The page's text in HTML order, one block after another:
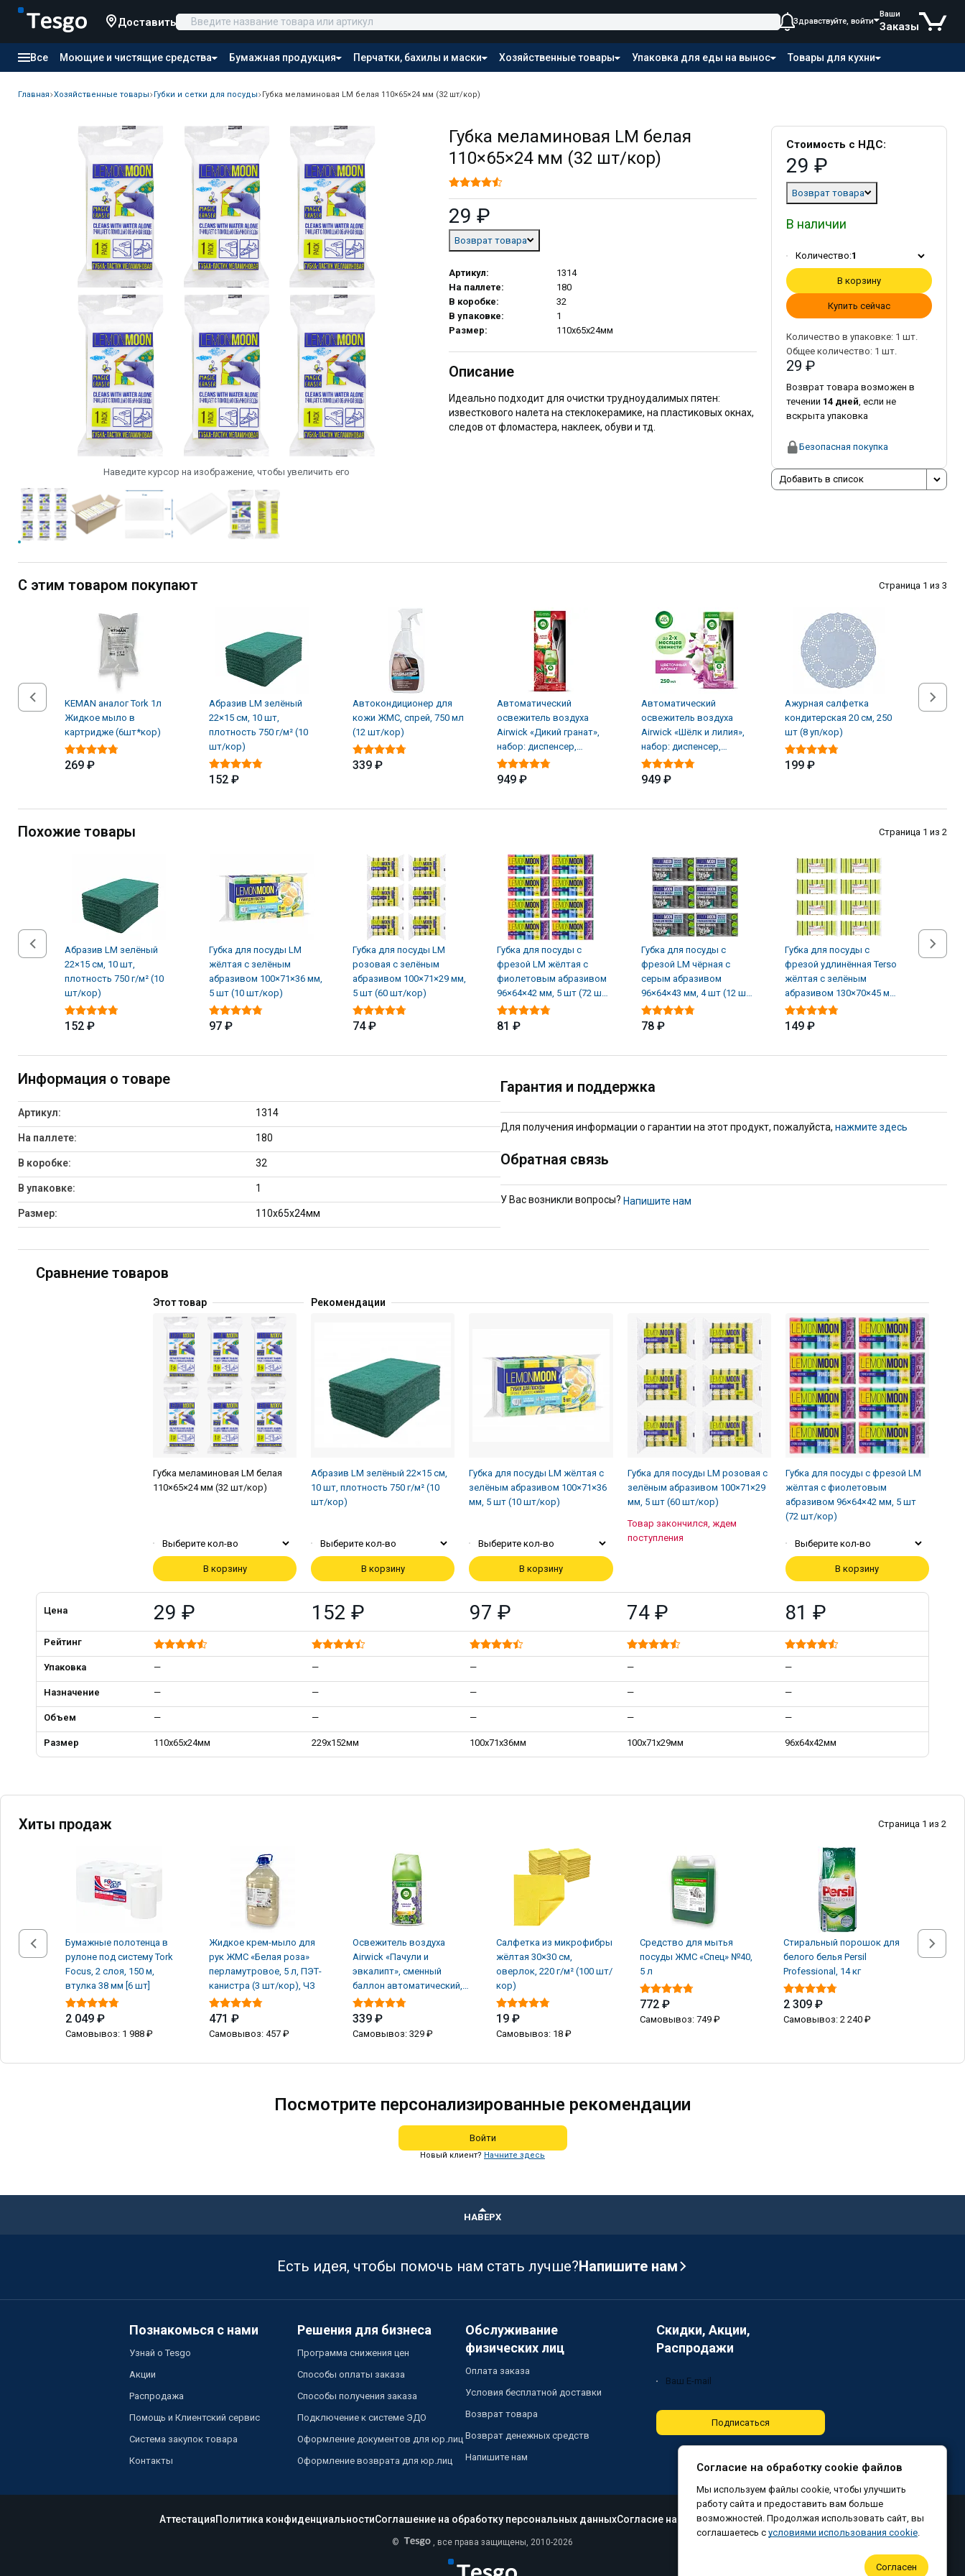
Доставить Здравствуйте, войти
Ваши
Заказы
Все Моющие и чистящие средства Бумажная продукция Перчатки, бахилы и маски Хозяйственные товары Упаковка для еды на вынос Товары для кухни
Главная Хозяйственные товары Губки и сетки для посуды Губка меламиновая LM белая 110×65×24 мм (32 шт/кор)
Наведите курсор на изображение, чтобы увеличить его
Губка меламиновая LM белая
110×65×24 мм (32 шт/кор)
29 ₽
Возврат товара
Артикул:
1314
На паллете:
180
В коробке:
32
В упаковке:
1
Размер:
110х65х24мм
Описание
Идеально подходит для очистки трудноудалимых пятен:
известкового налета на стеклокерамике, на пластиковых окнах,
следов от фломастера, наклеек, обуви и тд.
Стоимость с НДС:
29 ₽
Возврат товара
В наличии
Количество:1
В корзину
Купить сейчас
Количество в упаковке: 1 шт.
Общее количество: 1 шт.
29 ₽
Возврат товара возможен в
течении 14 дней, если не
вскрыта упаковка
Безопасная покупка
Добавить в список
С этим товаром покупают Страница 1 из 3
KEMAN аналог Tork 1л
Жидкое мыло в
картридже (6шт*кор)
269 ₽
Абразив LM зелёный
22×15 см, 10 шт,
плотность 750 г/м² (10
шт/кор)
152 ₽
Автокондиционер для
кожи ЖМС, спрей, 750 мл
(12 шт/кор)
339 ₽
Автоматический
освежитель воздуха
Airwick «Дикий гранат»,
набор: диспенсер,
батарейки, баллон (4 шт/
949 ₽
Автоматический
освежитель воздуха
Airwick «Шёлк и лилия»,
набор: диспенсер,
батарейки, баллон (4 шт/
949 ₽
Ажурная салфетка
кондитерская 20 см, 250
шт (8 уп/кор)
199 ₽
Похожие товары Страница 1 из 2
Абразив LM зелёный
22×15 см, 10 шт,
плотность 750 г/м² (10
шт/кор)
152 ₽
Губка для посуды LM
жёлтая с зелёным
абразивом 100×71×36 мм,
5 шт (10 шт/кор)
97 ₽
Губка для посуды LM
розовая с зелёным
абразивом 100×71×29 мм,
5 шт (60 шт/кор)
74 ₽
Губка для посуды с
фрезой LM жёлтая с
фиолетовым абразивом
96×64×42 мм, 5 шт (72 шт/
кор)
81 ₽
Губка для посуды с
фрезой LM чёрная с
серым абразивом
96×64×43 мм, 4 шт (12 шт/
кор)
78 ₽
Губка для посуды с
фрезой удлинённая Terso
жёлтая с зелёным
абразивом 130×70×45 мм,
8 шт (16 шт/кор)
149 ₽
Губка
Информация о товаре
Артикул: 1314
На паллете: 180
В коробке: 32
В упаковке: 1
Размер: 110х65х24мм
Гарантия и поддержка
Для получения информации о гарантии на этот продукт, пожалуйста, нажмите здесь
Обратная связь
У Вас возникли вопросы? Напишите нам
Сравнение товаров
Этот товар Рекомендации
Губка меламиновая LM белая
110×65×24 мм (32 шт/кор)
Выберите кол-во
В корзину
Абразив LM зелёный 22×15 см,
10 шт, плотность 750 г/м² (10
шт/кор)
Выберите кол-во
В корзину
Губка для посуды LM жёлтая с
зелёным абразивом 100×71×36
мм, 5 шт (10 шт/кор)
Выберите кол-во
В корзину
Губка для посуды LM розовая с
зелёным абразивом 100×71×29
мм, 5 шт (60 шт/кор)
Товар закончился, ждем
поступления
Губка для посуды с фрезой LM
жёлтая с фиолетовым
абразивом 96×64×42 мм, 5 шт
(72 шт/кор)
Выберите кол-во
В корзину
Цена 29 ₽ 152 ₽ 97 ₽ 74 ₽ 81 ₽
Рейтинг
Упаковка — — — — —
Назначение — — — — —
Объем — — — — —
Размер 110х65х24мм 229х152мм 100х71х36мм 100х71х29мм 96х64х42мм
Хиты продаж Страница 1 из 2
Бумажные полотенца в
рулоне под систему Tork
Focus, 2 слоя, 150 м,
втулка 38 мм [6 шт]
2 049 ₽
Самовывоз: 1 988 ₽
Жидкое крем-мыло для
рук ЖМС «Белая роза»
перламутровое, 5 л, ПЭТ-
канистра (3 шт/кор), ЧЗ
471 ₽
Самовывоз: 457 ₽
Освежитель воздуха
Airwick «Пачули и
эвкалипт», сменный
баллон автоматический,
250 мл (6 шт/кор)
339 ₽
Самовывоз: 329 ₽
Салфетка из микрофибры
жёлтая 30×30 см,
оверлок, 220 г/м² (100 шт/
кор)
19 ₽
Самовывоз: 18 ₽
Средство для мытья
посуды ЖМС «Спец» №40,
5 л
772 ₽
Самовывоз: 749 ₽
Стиральный порошок для
белого белья Persil
Professional, 14 кг
2 309 ₽
Самовывоз: 2 240 ₽
белого
Посмотрите персонализированные рекомендации
Войти
Новый клиент? Начните здесь
НАВЕРХ
Есть идея, чтобы помочь нам стать лучше?Напишите нам
Познакомься с нами
Узнай о Tesgo
Акции
Распродажа
Помощь и Клиентский сервис
Система закупок товара
Контакты
Решения для бизнеса
Программа снижения цен
Способы оплаты заказа
Способы получения заказа
Подключение к системе ЭДО
Оформление документов для юр.лиц
Оформление возврата для юр.лиц
Обслуживание
физических лиц
Оплата заказа
Условия бесплатной доставки
Возврат товара
Возврат денежных средств
Напишите нам
Скидки, Акции,
Распродажи
Подписаться
АттестацияПолитика конфиденциальностиСоглашение на обработку персональных данныхСогласие на обработку файлов cookie
© , все права защищены, 2010-2026
Согласие на обработку cookie файлов
Мы используем файлы cookie, чтобы улучшить
работу сайта и предоставить вам больше
возможностей. Продолжая использовать сайт, вы
соглашаетесь с условиями использования cookie.
Согласен